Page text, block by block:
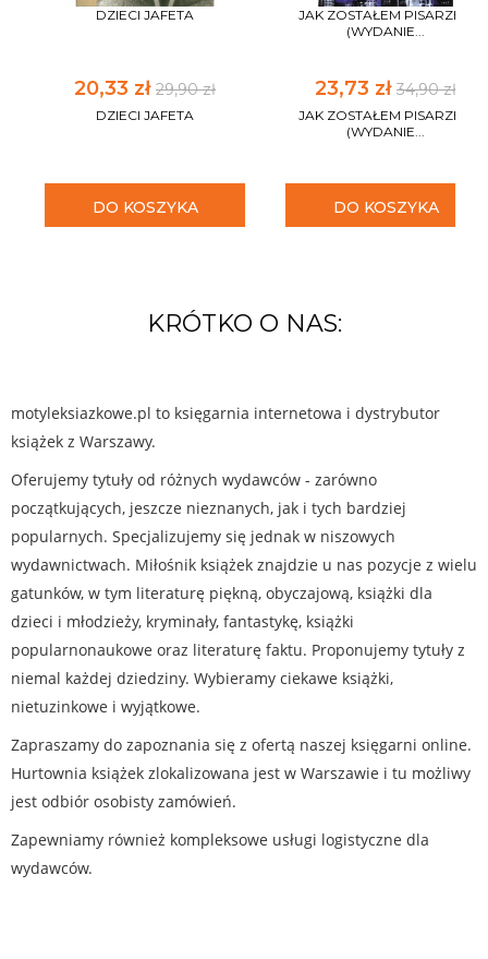
DZIECI JAFETA
20,33 zł 29,90 zł
DZIECI JAFETA
DO KOSZYKA
JAK ZOSTAŁEM PISARZEM
(WYDANIE...
23,73 zł 34,90 zł
JAK ZOSTAŁEM PISARZEM
(WYDANIE...
DO KOSZYKA
KRÓTKO O NAS:
motyleksiazkowe.pl to księgarnia internetowa i dystrybutor
książek z Warszawy.
Oferujemy tytuły od różnych wydawców - zarówno
początkujących, jeszcze nieznanych, jak i tych bardziej
popularnych. Specjalizujemy się jednak w niszowych
wydawnictwach. Miłośnik książek znajdzie u nas pozycje z wielu
gatunków, w tym literaturę piękną, obyczajową, książki dla
dzieci i młodzieży, kryminały, fantastykę, książki
popularnonaukowe oraz literaturę faktu. Proponujemy tytuły z
niemal każdej dziedziny. Wybieramy ciekawe książki,
nietuzinkowe i wyjątkowe.
Zapraszamy do zapoznania się z ofertą naszej księgarni online.
Hurtownia książek zlokalizowana jest w Warszawie i tu możliwy
jest odbiór osobisty zamówień.
Zapewniamy również kompleksowe usługi logistyczne dla
wydawców.